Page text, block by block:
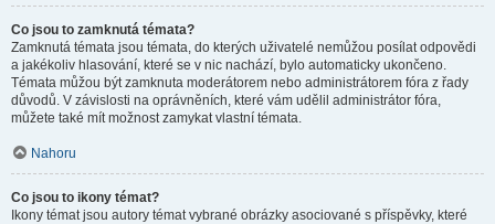
Co jsou to zamknutá témata?
Zamknutá témata jsou témata, do kterých uživatelé nemůžou posílat odpovědi
a jakékoliv hlasování, které se v nic nachází, bylo automaticky ukončeno.
Témata můžou být zamknuta moderátorem nebo administrátorem fóra z řady
důvodů. V závislosti na oprávněních, které vám udělil administrátor fóra,
můžete také mít možnost zamykat vlastní témata.
Nahoru
Co jsou to ikony témat?
Ikony témat jsou autory témat vybrané obrázky asociované s příspěvky, které